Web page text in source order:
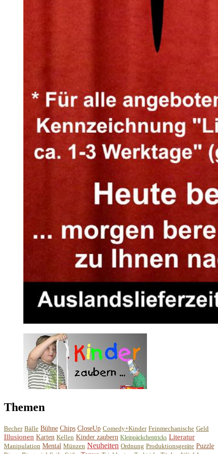
Themen
Becher Bälle Bühne Chips CloseUp Comedy+Kinder Feinmechanische Geld
Illusionen Karten Kellen Kinder zaubern Kleinpäckchentricks Literatur
Manipulation Mental Münzen Neuheiten Ordnung Produktionsgeräte Puzzle